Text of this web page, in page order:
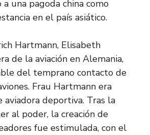
una pagoda china como
en el país asiático.
Hartmann, Elisabeth
de la aviación en Alemania,
del temprano contacto de
Frau Hartmann era
aviadora deportiva. Tras la
al poder, la creación de
fue estimulada, con el